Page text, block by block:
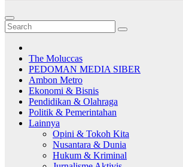
The Moluccas
PEDOMAN MEDIA SIBER
Ambon Metro
Ekonomi & Bisnis
Pendidikan & Olahraga
Politik & Pemerintahan
Lainnya
Opini & Tokoh Kita
Nusantara & Dunia
Hukum & Kriminal